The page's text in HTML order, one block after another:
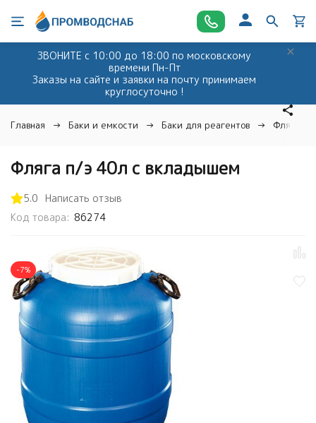
ЗВОНИТЕ с 10:00 до 18:00 по московскому
времени Пн-Пт
Заказы на сайте и заявки на почту принимаем
круглосуточно !
Главная Баки и емкости Баки для реагентов Фляга п/
Фляга п/э 40л с вкладышем
5.0
Написать отзыв
Код товара: 86274
-7%